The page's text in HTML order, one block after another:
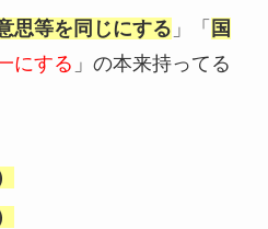
思等を同じにする 」「 国
にする 」の本来持ってる